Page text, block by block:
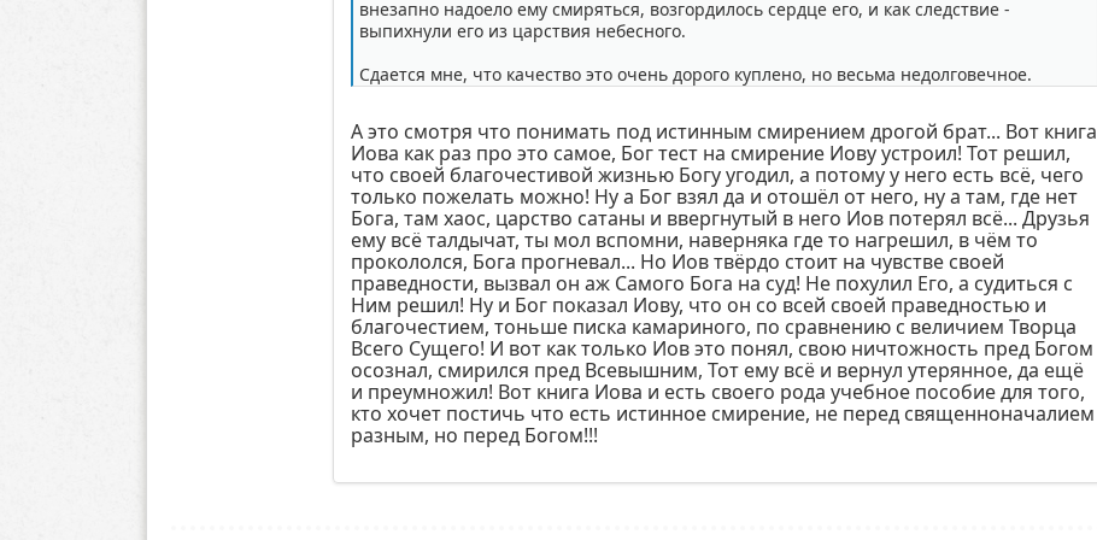
внезапно надоело ему смиряться, возгордилось сердце его, и как следствие -
выпихнули его из царствия небесного.
Сдается мне, что качество это очень дорого куплено, но весьма недолговечное.
А это смотря что понимать под истинным смирением дрогой брат... Вот книга
Иова как раз про это самое, Бог тест на смирение Иову устроил! Тот решил,
что своей благочестивой жизнью Богу угодил, а потому у него есть всё, чего
только пожелать можно! Ну а Бог взял да и отошёл от него, ну а там, где нет
Бога, там хаос, царство сатаны и ввергнутый в него Иов потерял всё... Друзья
ему всё талдычат, ты мол вспомни, наверняка где то нагрешил, в чём то
прокололся, Бога прогневал... Но Иов твёрдо стоит на чувстве своей
праведности, вызвал он аж Самого Бога на суд! Не похулил Его, а судиться с
Ним решил! Ну и Бог показал Иову, что он со всей своей праведностью и
благочестием, тоньше писка камариного, по сравнению с величием Творца
Всего Сущего! И вот как только Иов это понял, свою ничтожность пред Богом
осознал, смирился пред Всевышним, Тот ему всё и вернул утерянное, да ещё
и преумножил! Вот книга Иова и есть своего рода учебное пособие для того,
кто хочет постичь что есть истинное смирение, не перед священноначалием
разным, но перед Богом!!!